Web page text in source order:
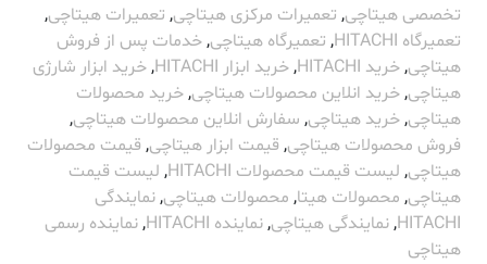
تخصصی هیتاچی, تعمیرات مرکزی هیتاچی, تعمیرات هیتاچی,
تعمیرگاه HITACHI
, تعمیرگاه هیتاچی,خدمات پس از فروش
هیتاچی,خرید HITACHI ,خرید ابزار HITACHI ,خرید ابزار شارژی
هیتاچی,خرید انلاین محصولات هیتاچی,خرید محصولات
هیتاچی,خرید هیتاچی, سفارش انلاین محصولات هیتاچی,
فروش محصولات هیتاچی, قیمت ابزار هیتاچی, قیمت محصولات
هیتاچی, لیست قیمت محصولات HITACHI , لیست قیمت
هیتاچی, محصولات هیتا, محصولات هیتاچی,نمایندگی
HITACHI
,نمایندگی هیتاچی,نماینده HITACHI ,نماینده رسمی
هیتاچی